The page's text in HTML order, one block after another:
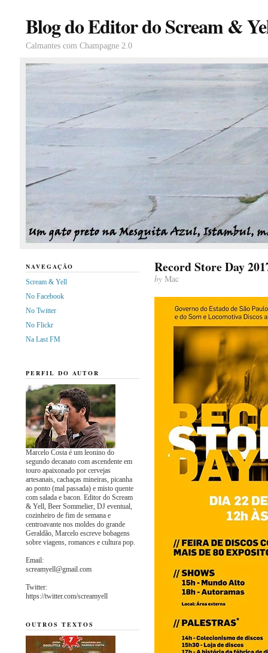
Blog do Editor do Scream &
Calmantes com Champagne 2.0
Record Store Day
byMac
NAVEGAÇÃO
Scream & Yell
No Facebook
No Twitter
No Flickr
Na Last FM
PERFIL DO AUTOR
Marcelo Costa é um leonino do
segundo decanato com ascendente em
touro apaixonado por cervejas
artesanais, cachaças mineiras, picanha
ao ponto (mal passada) e misto quente
com salada e bacon. Editor do Scream
& Yell, Beer Sommelier, DJ eventual,
cozinheiro de fim de semana e
centroavante nos moldes do grande
Geraldão, Marcelo escreve bobagens
sobre viagens, romances e cultura pop.
Email:
screamyell@gmail.com
Twitter:
https://twitter.com/screamyell
OUTROS TEXTOS